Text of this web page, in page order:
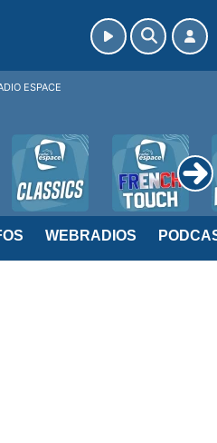
WEBRADIOS
ESPACE